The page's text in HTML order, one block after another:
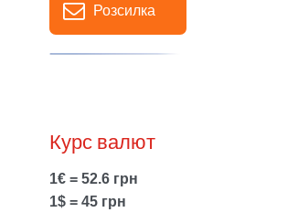
Розсилка
Курс валют
1€ = 52.6 грн
1$ = 45 грн